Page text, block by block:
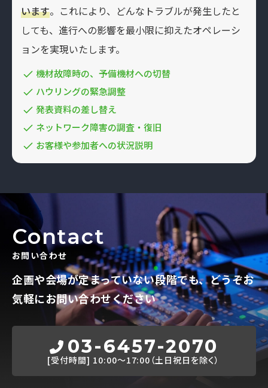
います。これにより、どんなトラブルが発生したと
しても、進行への影響を最小限に抑えたオペレーシ
ョンを実現いたします。
機材故障時の、予備機材への切替
ハウリングの緊急調整
発表資料の差し替え
ネットワーク障害の調査・復旧
お客様や参加者への状況説明
Contact
お問い合わせ
企画や会場が定まっていない段階でも、どうぞお
気軽にお問い合わせください
03-6457-2070
[受付時間] 10:00～17:00（土日祝日を除く）